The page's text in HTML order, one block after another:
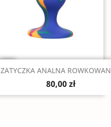
Szybki podgląd
ZATYCZKA ANALNA
80,00 zł